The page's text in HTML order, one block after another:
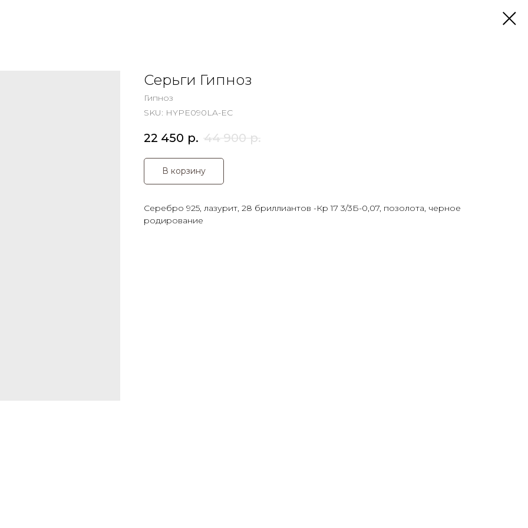
Серьги Гипноз
Гипноз
SKU: HYPE090LA-EC
22 450 р. 44 900 р.
В корзину
Серебро 925, лазурит, 28 бриллиантов -Кр 17 3/3Б-0,07, позолота, черное
родирование